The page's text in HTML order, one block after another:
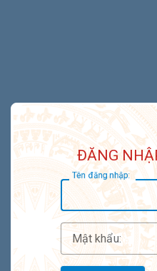
ĐĂNG
Tên đăng nhập:
Mật khẩu: